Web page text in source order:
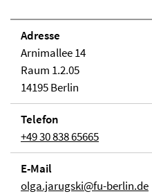
Adresse
Arnimallee 14
Raum 1.2.05
14195 Berlin
Telefon
+49 30 838 65665
E-Mail
olga.jarugski@fu-berlin.de